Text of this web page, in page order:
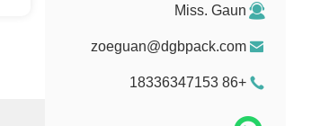
Miss. Gaun
zoeguan@dgbpack.com
+86 18336347153